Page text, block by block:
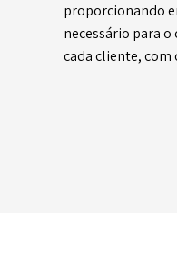
proporcionando
necessário para
cada cliente,